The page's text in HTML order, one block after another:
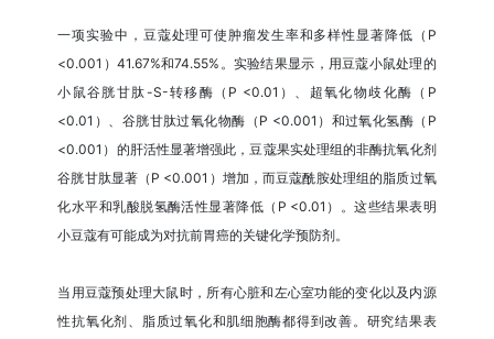
一项实验中，豆蔻处理可使肿瘤发生率和多样性显著降低（P
<0.001）41.67%和74.55%。实验结果显示，用豆蔻小鼠处理的
小鼠谷胱甘肽-S-转移酶（P <0.01）、超氧化物歧化酶（P
<0.01）、谷胱甘肽过氧化物酶（P <0.001）和过氧化氢酶（P
<0.001）的肝活性显著增强此，豆蔻果实处理组的非酶抗氧化剂
谷胱甘肽显著（P <0.001）增加，而豆蔻酰胺处理组的脂质过氧
化水平和乳酸脱氢酶活性显著降低（P <0.01）。这些结果表明
小豆蔻有可能成为对抗前胃癌的关键化学预防剂。
当用豆蔻预处理大鼠时，所有心脏和左心室功能的变化以及内源
性抗氧化剂、脂质过氧化和肌细胞酶都得到改善。研究结果表